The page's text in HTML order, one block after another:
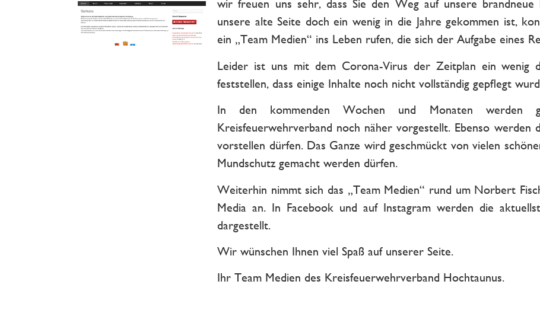
wir freuen uns sehr, dass Sie den Weg auf unsere brandneue
unsere alte Seite doch ein wenig in die Jahre gekommen ist,
ein „Team Medien“ ins Leben rufen, die sich der Aufgabe eines
Leider ist uns mit dem Corona-Virus der Zeitplan ein wenig
feststellen, dass einige Inhalte noch nicht vollständig gepflegt
In den kommenden Wochen und Monaten werden
Kreisfeuerwehrverband noch näher vorgestellt. Ebenso werden
vorstellen dürfen. Das Ganze wird geschmückt von vielen
Mundschutz gemacht werden dürfen.
Weiterhin nimmt sich das „Team Medien“ rund um Norbert
Media an. In Facebook und auf Instagram werden die
dargestellt.
Wir wünschen Ihnen viel Spaß auf unserer Seite.
Ihr Team Medien des Kreisfeuerwehrverband Hochtaunus.